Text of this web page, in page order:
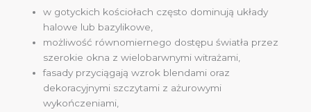
w gotyckich kościołach często dominują układy
halowe lub bazylikowe,
możliwość równomiernego dostępu światła przez
szerokie okna z wielobarwnymi witrażami,
fasady przyciągają wzrok blendami oraz
dekoracyjnymi szczytami z ażurowymi
wykończeniami,